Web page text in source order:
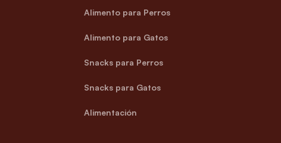
Alimento para Perros
Alimento para Gatos
Snacks para Perros
Snacks para Gatos
Alimentación